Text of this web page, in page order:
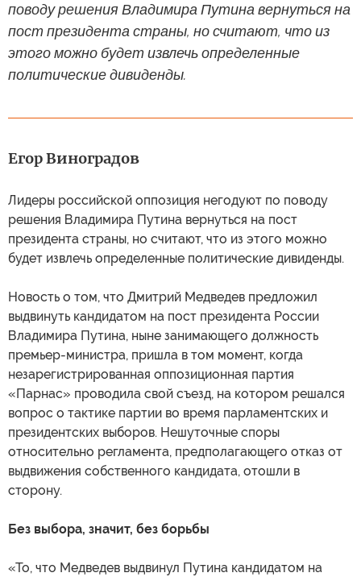
поводу решения Владимира Путина вернуться на
пост президента страны, но считают, что из
этого можно будет извлечь определенные
политические дивиденды.
Егор Виноградов
Лидеры российской оппозиция негодуют по поводу
решения Владимира Путина вернуться на пост
президента страны, но считают, что из этого можно
будет извлечь определенные политические дивиденды.
Новость о том, что Дмитрий Медведев предложил
выдвинуть кандидатом на пост президента России
Владимира Путина, ныне занимающего должность
премьер-министра, пришла в том момент, когда
незарегистрированная оппозиционная партия
«Парнас» проводила свой съезд, на котором решался
вопрос о тактике партии во время парламентских и
президентских выборов. Нешуточные споры
относительно регламента, предполагающего отказ от
выдвижения собственного кандидата, отошли в
сторону.
Без выбора, значит, без борьбы
«То, что Медведев выдвинул Путина кандидатом на